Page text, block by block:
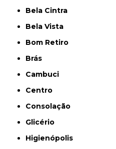
Bela Cintra
Bela Vista
Bom Retiro
Brás
Cambuci
Centro
Consolação
Glicério
Higienópolis